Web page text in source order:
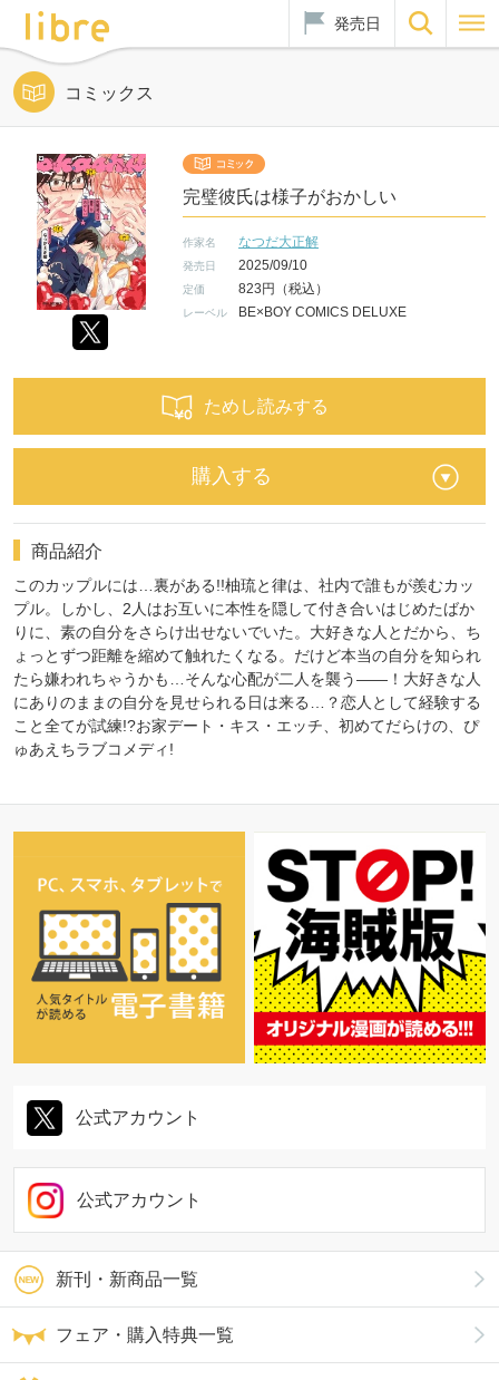
発売日
コミックス
完璧彼氏は様子がおかしい
作家名 なつだ大正解
発売日 2025/09/10
定価 823円（税込）
レーベル BE×BOY COMICS DELUXE
ためし読みする
購入する
商品紹介
このカップルには…裏がある!!柚琉と律は、社内で誰もが羨むカッ
プル。しかし、2人はお互いに本性を隠して付き合いはじめたばか
りに、素の自分をさらけ出せないでいた。大好きな人とだから、ち
ょっとずつ距離を縮めて触れたくなる。だけど本当の自分を知られ
たら嫌われちゃうかも…そんな心配が二人を襲う――！大好きな人
にありのままの自分を見せられる日は来る…？恋人として経験する
こと全てが試練!?お家デート・キス・エッチ、初めてだらけの、ぴ
ゅあえちラブコメディ!
新刊・新商品一覧
フェア・購入特典一覧
公式アカウント
公式アカウント